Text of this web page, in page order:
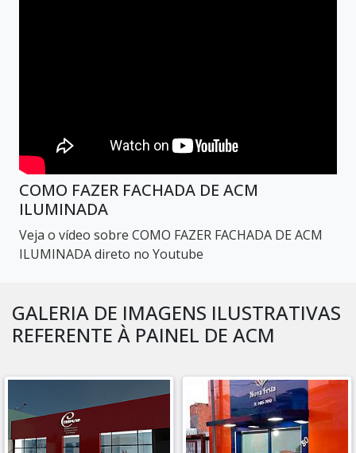
COMO FAZER FACHADA DE ACM
ILUMINADA
Veja o vídeo sobre COMO FAZER FACHADA DE ACM
ILUMINADA direto no Youtube
GALERIA DE IMAGENS ILUSTRATIVAS
REFERENTE À PAINEL DE ACM